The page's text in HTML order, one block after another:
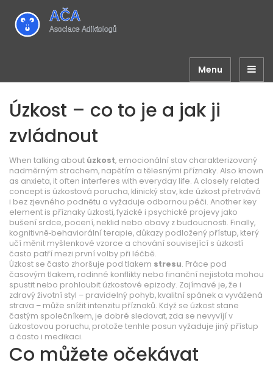
Menu
Úzkost – co to je a jak ji
zvládnout
When talking about úzkost, emocionální stav charakterizovaný
nadměrným strachem, napětím a tělesnými příznaky. Also known
as anxieta, it often interferes with everyday life. A closely related
concept is úzkostová porucha, klinický stav, kde úzkost přetrvává
i bez zjevného podnětu a vyžaduje odbornou péči. Another key
element is příznaky úzkosti,fyzické i psychické projevy jako
bušení srdce, pocení, neklid nebo obavy z budoucnosti. Finally,
kognitivně‑behaviorální terapie, důkazy podložený přístup, který
učí měnit myšlenkové vzorce a chování související s úzkostí
často patří mezi první volby při léčbě.
Úzkost se často zhoršuje pod tlakem stresu. Práce pod
časovým tlakem, rodinné konflikty nebo finanční nejistota mohou
spustit nebo prohloubit úzkostové epizody. Zajímavé je, že i
zdravý životní styl – pravidelný pohyb, kvalitní spánek a vyvážená
strava – může snížit intenzitu příznaků. Když se úzkost stane
častým společníkem, je dobré sledovat, zda se nevyvíjí v
úzkostovou poruchu, protože tenhle posun vyžaduje jiný přístup
a často i medikaci.
Co můžete očekávat